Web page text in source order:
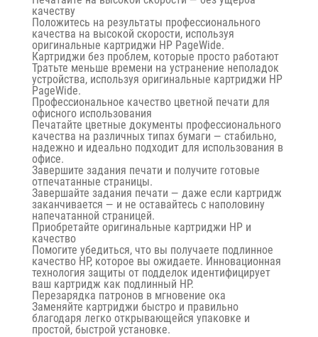
качеству
Положитесь на результаты профессионального
качества на высокой скорости, используя
оригинальные картриджи HP PageWide.
Картриджи без проблем, которые просто работают
Тратьте меньше времени на устранение неполадок
устройства, используя оригинальные картриджи HP
PageWide.
Профессиональное качество цветной печати для
офисного использования
Печатайте цветные документы профессионального
качества на различных типах бумаги — стабильно,
надежно и идеально подходит для использования в
офисе.
Завершите задания печати и получите готовые
отпечатанные страницы.
Завершайте задания печати — даже если картридж
заканчивается — и не оставайтесь с наполовину
напечатанной страницей.
Приобретайте оригинальные картриджи HP и
качество
Помогите убедиться, что вы получаете подлинное
качество HP, которое вы ожидаете. Инновационная
технология защиты от подделок идентифицирует
ваш картридж как подлинный HP.
Перезарядка патронов в мгновение ока
Заменяйте картриджи быстро и правильно
благодаря легко открывающейся упаковке и
простой, быстрой установке.